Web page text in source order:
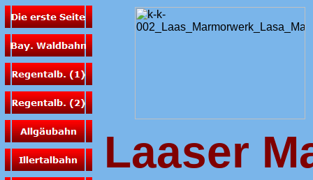
Laaser